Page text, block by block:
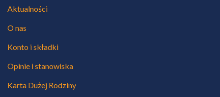
Aktualności
O nas
Konto i składki
Opinie i stanowiska
Karta Dużej Rodziny